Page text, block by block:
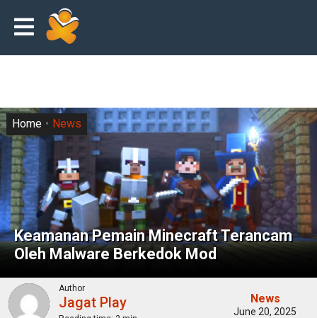
Keamanan Pemain Minecraft Terancam
Oleh Malware Berkedok Mod
Home News
Author
Jagat Play News
June 20, 2025